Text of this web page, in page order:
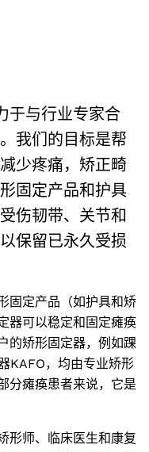
于与行业专家合
我们的目标是帮
少疼痛，矫正畸
固定产品和护具
伤韧带、关节和
保留已永久受损
固定产品（如护具和矫
器可以稳定和固定瘫痪
的矫形固定器，例如踝
KAFO，均由专业矫形
分瘫痪患者来说，它是
形师、临床医生和康复